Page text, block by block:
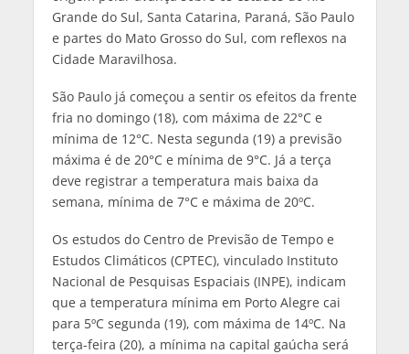
Grande do Sul, Santa Catarina, Paraná, São Paulo
e partes do Mato Grosso do Sul, com reflexos na
Cidade Maravilhosa.
São Paulo já começou a sentir os efeitos da frente
fria no domingo (18), com máxima de 22°C e
mínima de 12°C. Nesta segunda (19) a previsão
máxima é de 20°C e mínima de 9°C. Já a terça
deve registrar a temperatura mais baixa da
semana, mínima de 7°C e máxima de 20ºC.
Os estudos do Centro de Previsão de Tempo e
Estudos Climáticos (CPTEC), vinculado Instituto
Nacional de Pesquisas Espaciais (INPE), indicam
que a temperatura mínima em Porto Alegre cai
para 5ºC segunda (19), com máxima de 14ºC. Na
terça-feira (20), a mínima na capital gaúcha será